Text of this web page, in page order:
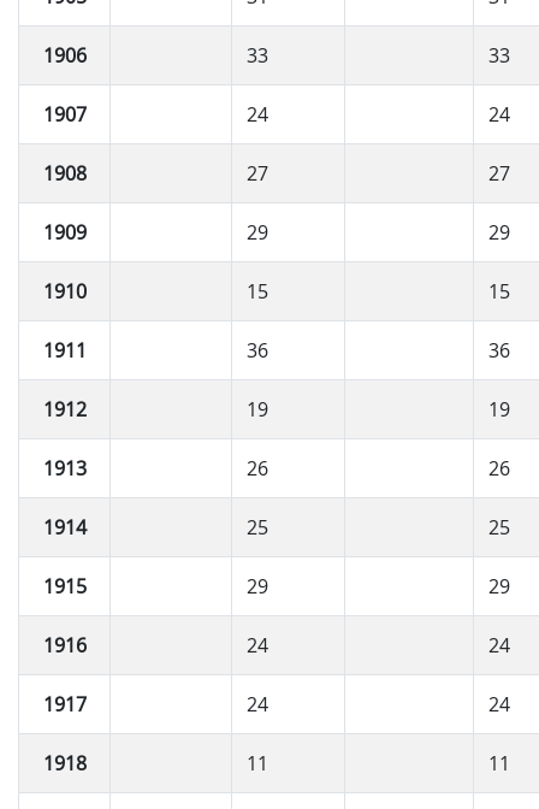
1906 33 33
1907 24 24
1908 27 27
1909 29 29
1910 15 15
1911 36 36
1912 19 19
1913 26 26
1914 25 25
1915 29 29
1916 24 24
1917 24 24
1918 11 11